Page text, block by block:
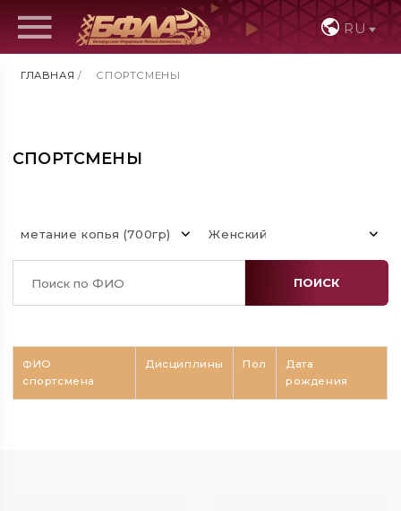
RU
ГЛАВНАЯ / СПОРТСМЕНЫ
СПОРТСМЕНЫ
метание копья (700гр) Женский
ПОИСК
ФИО
спортсмена
Дисциплины Пол
Дата
рождения